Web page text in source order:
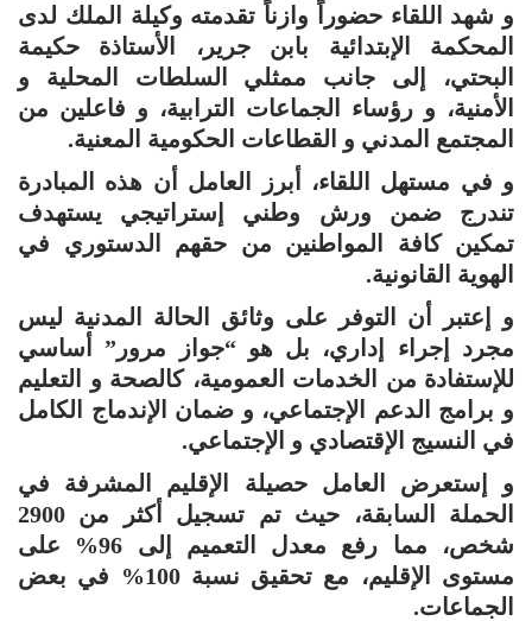
و شهد اللقاء حضوراً وازناً تقدمته وكيلة الملك لدى
المحكمة الإبتدائية بابن جرير، الأستاذة حكيمة
البحتي، إلى جانب ممثلي السلطات المحلية و
الأمنية، و رؤساء الجماعات الترابية، و فاعلين من
المجتمع المدني و القطاعات الحكومية المعنية.
و في مستهل اللقاء، أبرز العامل أن هذه المبادرة
تندرج ضمن ورش وطني إستراتيجي يستهدف
تمكين كافة المواطنين من حقهم الدستوري في
الهوية القانونية.
و إعتبر أن التوفر على وثائق الحالة المدنية ليس
مجرد إجراء إداري، بل هو “جواز مرور” أساسي
للإستفادة من الخدمات العمومية، كالصحة و التعليم
و برامج الدعم الإجتماعي، و ضمان الإندماج الكامل
في النسيج الإقتصادي و الإجتماعي.
و إستعرض العامل حصيلة الإقليم المشرفة في
الحملة السابقة، حيث تم تسجيل أكثر من 2900
شخص، مما رفع معدل التعميم إلى 96% على
مستوى الإقليم، مع تحقيق نسبة 100% في بعض
الجماعات.